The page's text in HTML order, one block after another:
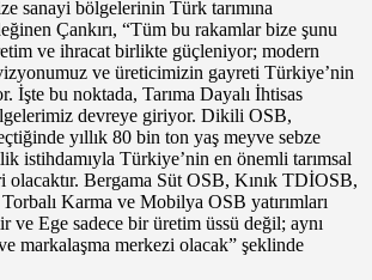
sanayi bölgelerinin Türk tarımına
Çankırı, “Tüm bu rakamlar bize şunu
ve ihracat birlikte güçleniyor; modern
ve üreticimizin gayreti Türkiye’nin
İşte bu noktada, Tarıma Dayalı İhtisas
devreye giriyor. Dikili OSB,
yıllık 80 bin ton yaş meyve sebze
istihdamıyla Türkiye’nin en önemli tarımsal
olacaktır. Bergama Süt OSB, Kınık TDİOSB,
Karma ve Mobilya OSB yatırımları
ve Ege sadece bir üretim üssü değil; aynı
markalaşma merkezi olacak” şeklinde